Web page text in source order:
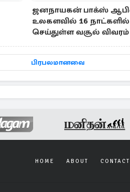
ஜனநாயகன் பாக்ஸ்
உலகளவில் 16 நாட்களில்
செய்துள்ள வசூல் விவரம்
பிரபலமானவை
HOME ABOUT